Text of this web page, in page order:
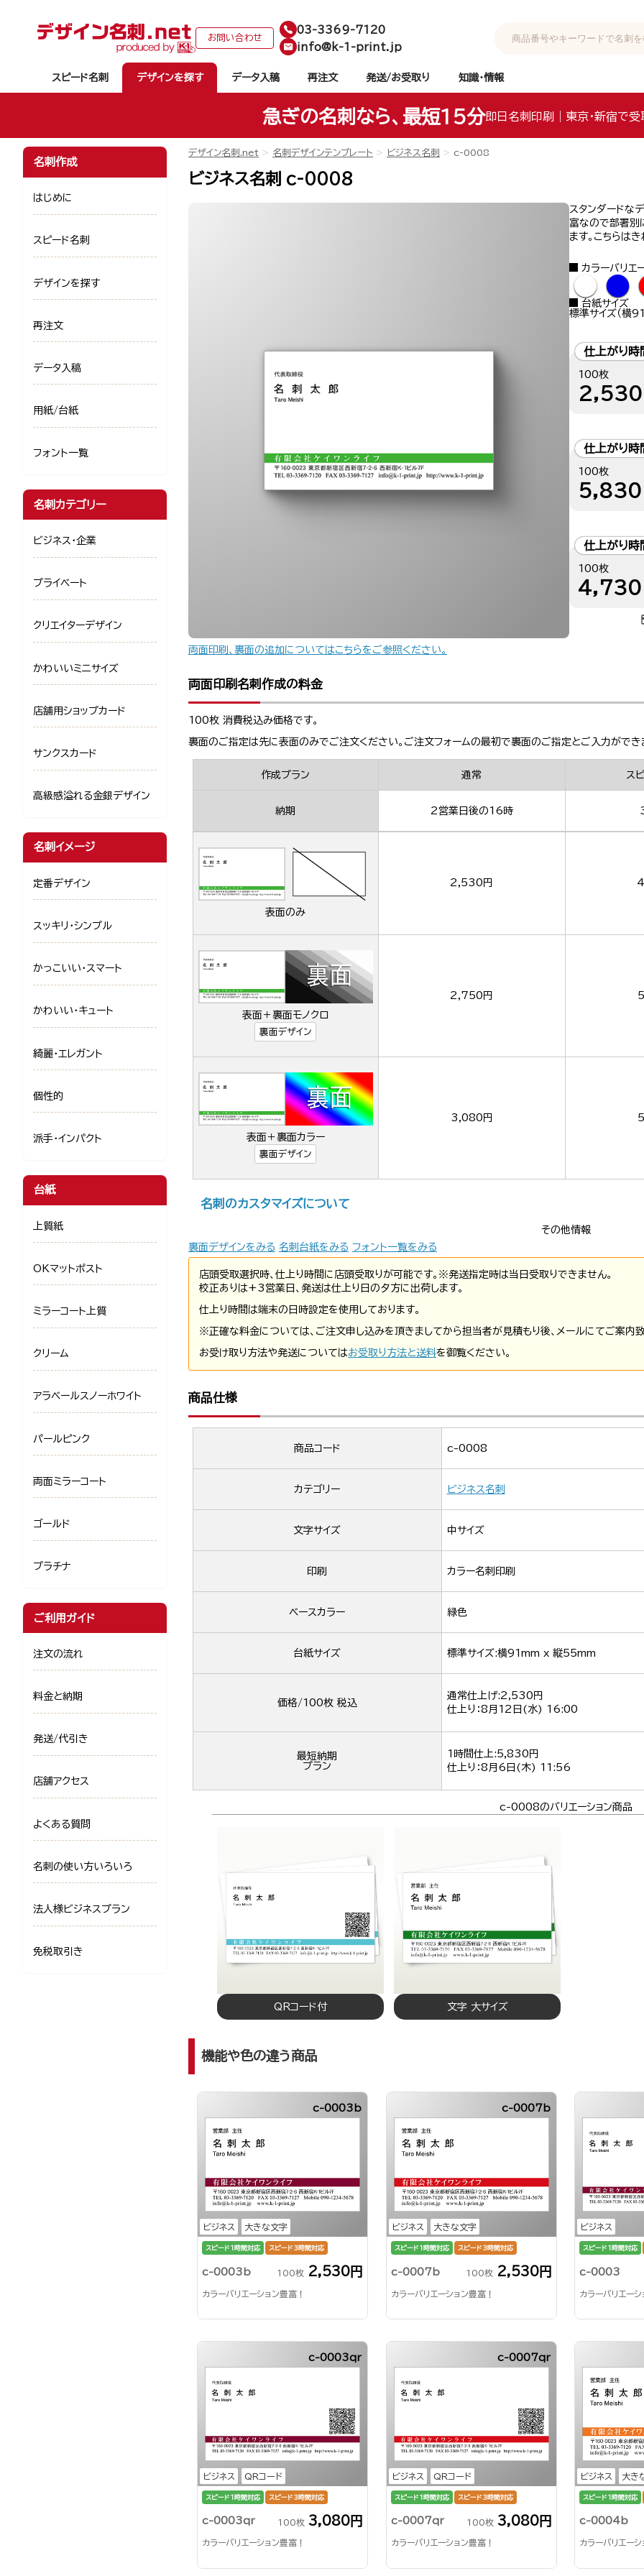
お問い合わせ
03-3369-7120
info@k-1-print.jp
スピード名刺 デザインを探す データ入稿 再注文 発送/お受取り 知識・情報
急ぎの名刺なら、最短15分即日名刺印刷｜東京・新宿で受
デザイン名刺.net 名刺デザインテンプレート ビジネス名刺 c-0008
ビジネス名刺 c-0008
スタンダードな
富なので部署別
ます。こちらは
カラーバリエ
● ●
台紙サイズ
標準サイズ（横
仕上がり
100枚
2,530
仕上がり
100枚
5,830
仕上がり
100枚
4,730
両面印刷、裏面の追加についてはこちらをご参照ください。
両面印刷名刺作成の料金
100枚 消費税込み価格です。
裏面のご指定は先に表面のみでご注文ください。ご注文フォームの最初で裏面のご指定とご入力ができ
作成プラン 通常 ス
納期 2営業日後の16時
表面のみ
2,530円
表面＋裏面モノクロ
裏面デザイン
2,750円
表面＋裏面カラー
裏面デザイン
3,080円
名刺のカスタマイズについて
その他情報
裏面デザインをみる 名刺台紙をみる フォント一覧をみる
店頭受取選択時、仕上り時間に店頭受取りが可能です。※発送指定時は当日受取りできません。
校正ありは+3営業日、発送は仕上り日の夕方に出荷します。
仕上り時間は端末の日時設定を使用しております。
※正確な料金については、ご注文申し込みを頂きましてから担当者が見積もり後、メールにてご案内致
お受け取り方法や発送についてはお受取り方法と送料を御覧ください。
商品仕様
商品コード c-0008
カテゴリー ビジネス名刺
文字サイズ 中サイズ
印刷 カラー名刺印刷
ベースカラー 緑色
台紙サイズ 標準サイズ:横91mm x 縦55mm
価格/100枚 税込
通常仕上げ:2,530円
仕上り：8月12日(水) 16:00
最短納期
プラン
1時間仕上:5,830円
仕上り：8月6日(木) 11:56
c-0008のバリエーション商品
QRコード付 文字 大サイズ
機能や色の違う商品
ビジネス 大きな文字
c-0003b
スピード1時間対応 スピード3時間対応
c-0003b 100枚 2,530円
カラーバリエーション豊富！
ビジネス 大きな文字
c-0007b
スピード1時間対応 スピード3時間対応
c-0007b 100枚 2,530円
カラーバリエーション豊富！
ビジネス
スピード1時間対応
c-0003
カラーバリエー
ビジネス QRコード
c-0003qr
スピード1時間対応 スピード3時間対応
c-0003qr 100枚 3,080円
カラーバリエーション豊富！
ビジネス QRコード
c-0007qr
スピード1時間対応 スピード3時間対応
c-0007qr 100枚 3,080円
カラーバリエーション豊富！
ビジネス 大き
スピード1時間対応
c-0004b
カラーバリエー
名刺作成
はじめに
スピード名刺
デザインを探す
再注文
データ入稿
用紙/台紙
フォント一覧
名刺カテゴリー
ビジネス・企業
プライベート
クリエイターデザイン
かわいいミニサイズ
店舗用ショップカード
サンクスカード
高級感溢れる金銀デザイン
名刺イメージ
定番デザイン
スッキリ・シンプル
かっこいい・スマート
かわいい・キュート
綺麗・エレガント
個性的
派手・インパクト
台紙
上質紙
OKマットポスト
ミラーコート上質
クリーム
アラベールスノーホワイト
パールピンク
両面ミラーコート
ゴールド
プラチナ
ご利用ガイド
注文の流れ
料金と納期
発送/代引き
店舗アクセス
よくある質問
名刺の使い方いろいろ
法人様ビジネスプラン
免税取引き